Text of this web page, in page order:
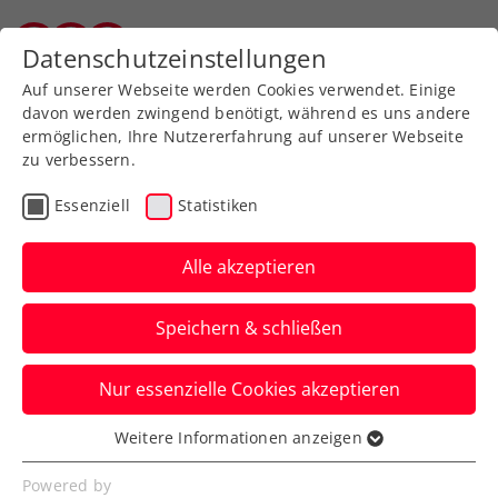
Zurück zur Newsübersicht
Turniere
ATP Shanghai:
Erler/Miedler-Debüt
endet ebenfalls in der
zweiten Runde
Das ÖTV-Davis-Cup-Doppel verliert in
China beim ATP-Millionenturnier nach
einem Auftaktsieg im Achtelfinale.
Datenschutzeinstellungen
Auf unserer Webseite werden Cookies verwendet. Einige
davon werden zwingend benötigt, während es uns andere
ermöglichen, Ihre Nutzererfahrung auf unserer Webseite
zu verbessern.
Essenziell Statistiken
Alle akzeptieren
Speichern & schließen
Nur essenzielle Cookies akzeptieren
Essenziell
Essenzielle Cookies werden für grundlegende
Weitere Informationen anzeigen
Powered by